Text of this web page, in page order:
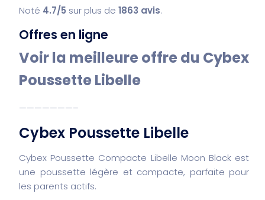
Noté 4.7/5 sur plus de 1863 avis.
Offres en ligne
Voir la meilleure offre du Cybex
Poussette Libelle
———————–
Cybex Poussette Libelle
Cybex Poussette Compacte Libelle Moon Black est
une poussette légère et compacte, parfaite pour
les parents actifs.